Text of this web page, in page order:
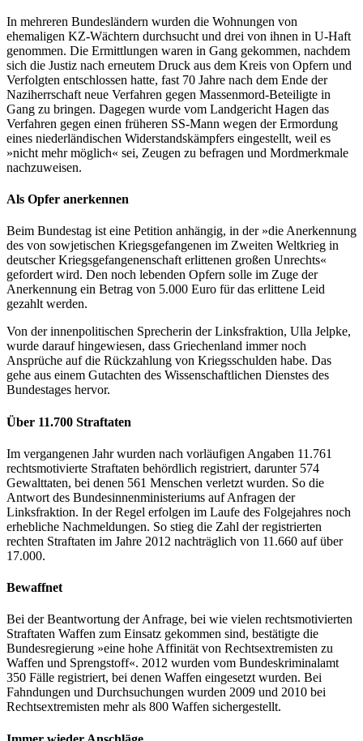
In mehreren Bundesländern wurden die Wohnungen von
ehemaligen KZ-Wächtern durchsucht und drei von ihnen in U-Haft
genommen. Die Ermittlungen waren in Gang gekommen, nachdem
sich die Justiz nach erneutem Druck aus dem Kreis von Opfern und
Verfolgten entschlossen hatte, fast 70 Jahre nach dem Ende der
Naziherrschaft neue Verfahren gegen Massenmord-Beteiligte in
Gang zu bringen. Dagegen wurde vom Landgericht Hagen das
Verfahren gegen einen früheren SS-Mann wegen der Ermordung
eines niederländischen Widerstandskämpfers eingestellt, weil es
»nicht mehr möglich« sei, Zeugen zu befragen und Mordmerkmale
nachzuweisen.
Als Opfer anerkennen
Beim Bundestag ist eine Petition anhängig, in der »die Anerkennung
des von sowjetischen Kriegsgefangenen im Zweiten Weltkrieg in
deutscher Kriegsgefangenenschaft erlittenen großen Unrechts«
gefordert wird. Den noch lebenden Opfern solle im Zuge der
Anerkennung ein Betrag von 5.000 Euro für das erlittene Leid
gezahlt werden.
Von der innenpolitischen Sprecherin der Linksfraktion, Ulla Jelpke,
wurde darauf hingewiesen, dass Griechenland immer noch
Ansprüche auf die Rückzahlung von Kriegsschulden habe. Das
gehe aus einem Gutachten des Wissenschaftlichen Dienstes des
Bundestages hervor.
Über 11.700 Straftaten
Im vergangenen Jahr wurden nach vorläufigen Angaben 11.761
rechtsmotivierte Straftaten behördlich registriert, darunter 574
Gewalttaten, bei denen 561 Menschen verletzt wurden. So die
Antwort des Bundesinnenministeriums auf Anfragen der
Linksfraktion. In der Regel erfolgen im Laufe des Folgejahres noch
erhebliche Nachmeldungen. So stieg die Zahl der registrierten
rechten Straftaten im Jahre 2012 nachträglich von 11.660 auf über
17.000.
Bewaffnet
Bei der Beantwortung der Anfrage, bei wie vielen rechtsmotivierten
Straftaten Waffen zum Einsatz gekommen sind, bestätigte die
Bundesregierung »eine hohe Affinität von Rechtsextremisten zu
Waffen und Sprengstoff«. 2012 wurden vom Bundeskriminalamt
350 Fälle registriert, bei denen Waffen eingesetzt wurden. Bei
Fahndungen und Durchsuchungen wurden 2009 und 2010 bei
Rechtsextremisten mehr als 800 Waffen sichergestellt.